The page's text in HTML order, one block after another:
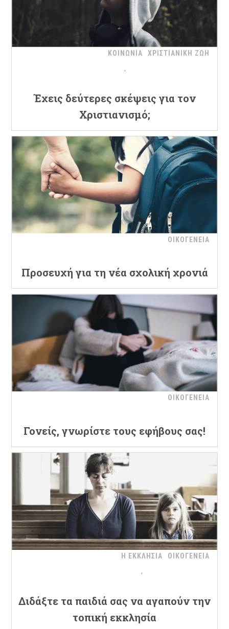
ΚΟΙΝΩΝΙΑ ΧΡΙΣΤΙΑΝΙΚΗ ΖΩΗ
Έχεις δεύτερες σκέψεις για τον
Χριστιανισμό;
ΟΙΚΟΓΕΝΕΙΑ
Προσευχή για τη νέα σχολική χρονιά
ΟΙΚΟΓΕΝΕΙΑ
Γονείς, γνωρίστε τους εφήβους σας!
Η ΕΚΚΛΗΣΙΑ ΟΙΚΟΓΕΝΕΙΑ
Διδάξτε τα παιδιά σας να αγαπούν την
τοπική εκκλησία